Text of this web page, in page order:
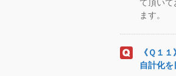
て頂い
ます。
《Ｑ１１
自計化